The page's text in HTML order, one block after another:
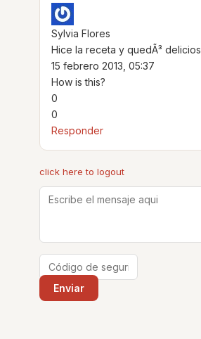
Sylvia Flores
Hice la receta y quedÃ³
15 febrero 2013, 05:37
How is this?
0
0
Responder
click here to logout